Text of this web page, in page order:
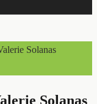
Solanas
Solanas